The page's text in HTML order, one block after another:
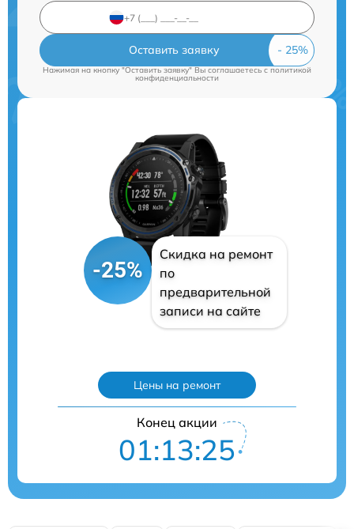
Оставить заявку
Нажимая на кнопку "Оставить заявку" Вы соглашаетесь cполитикой
конфиденциальности
-25%
Скидка на ремонт
по
предварительной
записи на сайте
Цены на ремонт
Конец акции
01:13:25